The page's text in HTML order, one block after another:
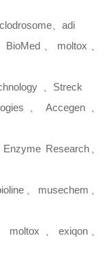
clodrosome
adi
BioMed、 moltox
Streck
Accegen、
Enzyme Research、
musechem
moltox exiqon、